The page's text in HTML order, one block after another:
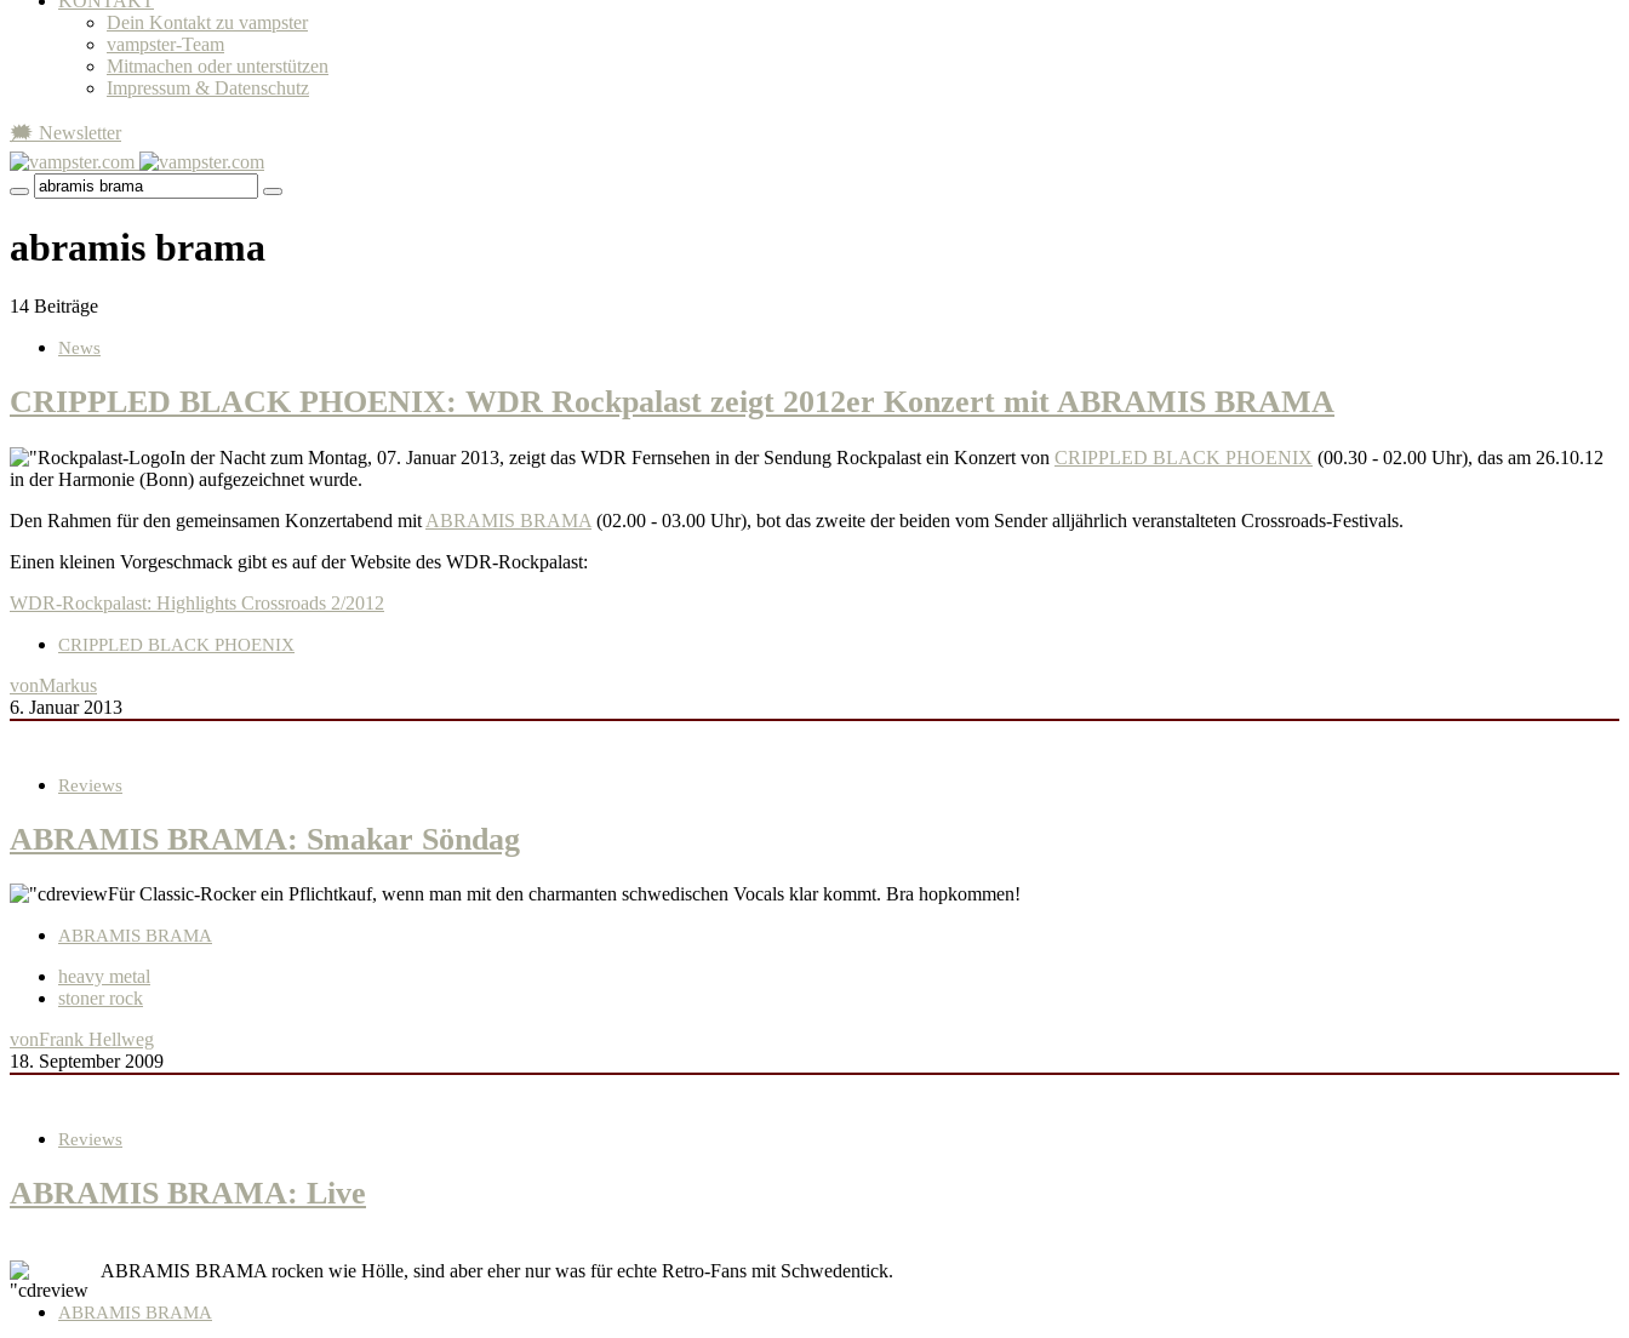
Dein Kontakt zu vampster
vampster-Team
Mitmachen oder unterstützen
Impressum & Datenschutz
🗯 Newsletter
abramis brama
14 Beiträge
News
CRIPPLED BLACK PHOENIX: WDR Rockpalast zeigt 2012er Konzert mit ABRAMIS BRAMA
In der Nacht zum Montag, 07. Januar 2013, zeigt das WDR Fernsehen in der Sendung Rockpalast ein Konzert von CRIPPLED BLACK PHOENIX (00.30 - 02.00 Uhr), das am 26.10.12
in der Harmonie (Bonn) aufgezeichnet wurde.
Den Rahmen für den gemeinsamen Konzertabend mit ABRAMIS BRAMA (02.00 - 03.00 Uhr), bot das zweite der beiden vom Sender alljährlich veranstalteten Crossroads-Festivals.
Einen kleinen Vorgeschmack gibt es auf der Website des WDR-Rockpalast:
WDR-Rockpalast: Highlights Crossroads 2/2012
CRIPPLED BLACK PHOENIX
vonMarkus
6. Januar 2013
Reviews
ABRAMIS BRAMA: Smakar Söndag
Für Classic-Rocker ein Pflichtkauf, wenn man mit den charmanten schwedischen Vocals klar kommt. Bra hopkommen!
ABRAMIS BRAMA
heavy metal
stoner rock
vonFrank Hellweg
18. September 2009
Reviews
ABRAMIS BRAMA: Live
ABRAMIS BRAMA rocken wie Hölle, sind aber eher nur was für echte Retro-Fans mit Schwedentick.
ABRAMIS BRAMA